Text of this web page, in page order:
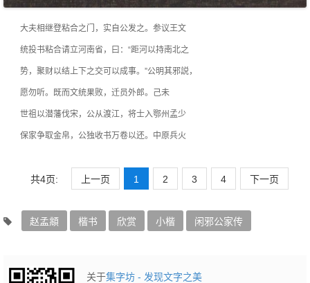
大夫相继登粘合之门，实自公发之。参议王文
统投书粘合请立河南省，曰：“距河以持南北之
势，聚财以结上下之交可以成事。”公明其邪説，
愿勿听。既而文统果败，迁员外郎。己未
世祖以潜藩伐宋，公从渡江，将士入鄂州孟少
保家争取金帛，公独收书万卷以还。中原兵火
共4页: 上一页 1 2 3 4 下一页
赵孟頫 楷书 欣赏 小楷 闲邪公家传
关于集字坊 - 发现文字之美